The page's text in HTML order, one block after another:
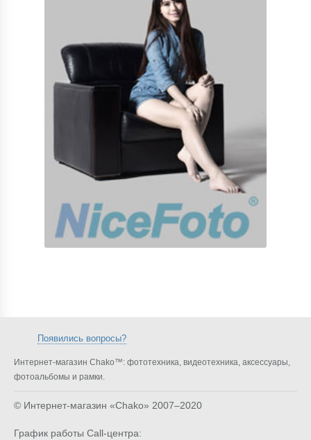
Появились вопросы?
Интернет-магазин Chako™: фототехника, видеотехника, аксессуары,
фотоальбомы и рамки.
© Интернет-магазин «Chako» 2007–2020
График работы Call-центра: